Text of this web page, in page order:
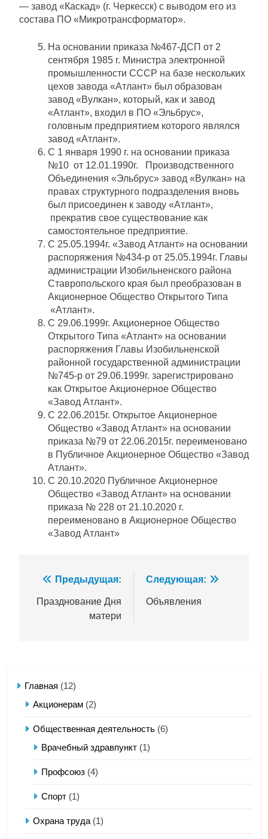
— завод «Каскад» (г. Черкесск) с выводом его из
состава ПО «Микротрансформатор».
На основании приказа №467-ДСП от 2
сентября 1985 г. Министра электронной
промышленности СССР на базе нескольких
цехов завода «Атлант» был образован
завод «Вулкан», который, как и завод
«Атлант», входил в ПО «Эльбрус»,
головным предприятием которого являлся
завод «Атлант».
С 1 января 1990 г. на основании приказа
№10 от 12.01.1990г. Производственного
Объединения «Эльбрус» завод «Вулкан» на
правах структурного подразделения вновь
был присоединен к заводу «Атлант»,
прекратив свое существование как
самостоятельное предприятие.
С 25.05.1994г. «Завод Атлант» на основании
распоряжения №434-р от 25.05.1994г. Главы
администрации Изобильненского района
Ставропольского края был преобразован в
Акционерное Общество Открытого Типа
«Атлант».
С 29.06.1999г. Акционерное Общество
Открытого Типа «Атлант» на основании
распоряжения Главы Изобильненской
районной государственной администрации
№745-р от 29.06.1999г. зарегистрировано
как Открытое Акционерное Общество
«Завод Атлант».
С 22.06.2015г. Открытое Акционерное
Общество «Завод Атлант» на основании
приказа №79 от 22.06.2015г. переименовано
в Публичное Акционерное Общество «Завод
Атлант».
С 20.10.2020 Публичное Акционерное
Общество «Завод Атлант» на основании
приказа № 228 от 21.10.2020 г.
переименовано в Акционерное Общество
«Завод Атлант»
Навигация
по
Предыдущая:
Празднование Дня
матери
Следующая:
Объявления
Главная (12)
Акционерам (2)
Общественная деятельность (6)
Врачебный здравпункт (1)
Профсоюз (4)
Спорт (1)
Охрана труда (1)